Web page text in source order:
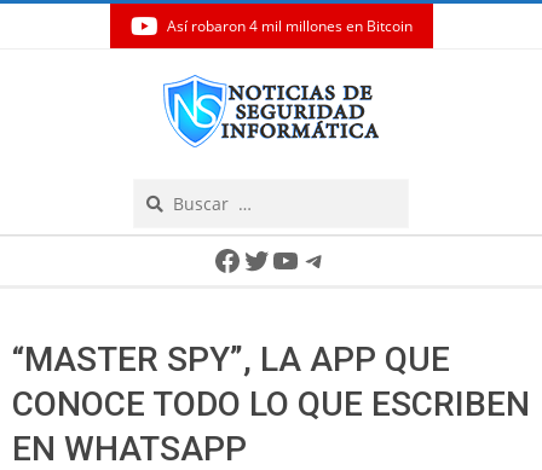
Así robaron 4 mil millones en Bitcoin
Facebook
Twitter
YouTube
Telegram
“MASTER SPY”, LA APP QUE
CONOCE TODO LO QUE ESCRIBEN
EN WHATSAPP